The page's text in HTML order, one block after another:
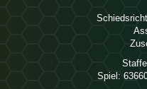
Spiel: